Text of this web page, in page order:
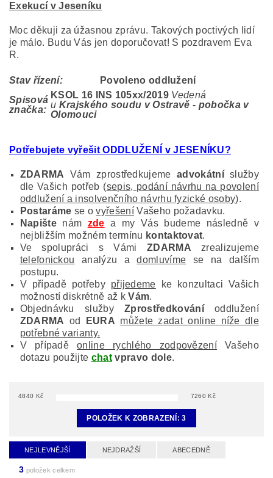
Exekucí v Jeseníku
Moc děkuji za úžasnou zprávu. Takových poctivých lidí
je málo. Budu Vás jen doporučovat! S pozdravem Eva
R.
Stav řízení:
Povoleno oddlužení
Spisová
značka:
KSOL 16 INS 105xx/2019 Vedená
u Krajského soudu v Ostravě - pobočka v
Olomouci
Potřebujete vyřešit ODDLUŽENÍ v JESENÍKU?
ZDARMA Vám zprostředkujeme advokátníslužby
dle Vašich potřeb (sepis, podání návrhu na povolení
oddlužení a insolvenčního návrhu fyzické osoby).
Postaráme se ovyřešeníVašeho požadavku.
Napištenám zde a my Vás budeme následně v
nejbližším možném termínu kontaktovat.
Ve spolupráci s Vámi ZDARMA zrealizujeme
telefonickou analýzu adomluvíme se na dalším
postupu.
V případě potřeby přijedeme ke konzultaci Vašich
možností diskrétně až kVám.
Objednávku služby
Zprostředkováníoddlužení
ZDARMA od EURA můžete zadat online níže dle
potřebné varianty.
V případěonline rychlého zodpovězení Vašeho
dotazu použijte chatvpravo dole.
4840 Kč 7260 Kč
POLOŽEK K ZOBRAZENÍ:3
NEJLEVNĚJŠÍ NEJDRAŽŠÍ ABECEDNĚ
3 položek celkem